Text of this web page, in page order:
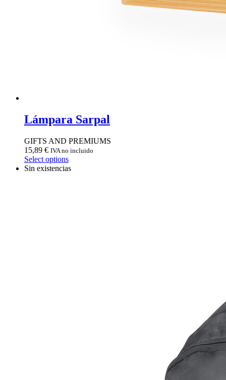
Lámpara Sarpal
GIFTS AND PREMIUMS
15,89 € IVA no incluido
Select options
Sin existencias